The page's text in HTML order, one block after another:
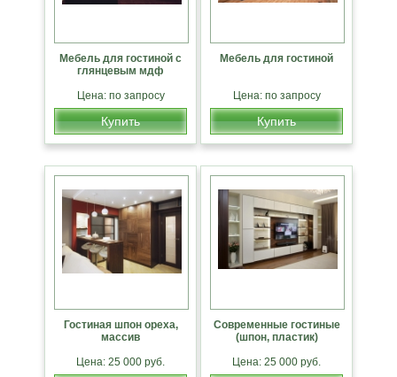
Мебель для гостиной с
глянцевым мдф
Цена: по запросу
Купить
Мебель для гостиной
Цена: по запросу
Купить
Гостиная шпон ореха,
массив
Цена: 25 000 руб.
Современные гостиные
(шпон, пластик)
Цена: 25 000 руб.